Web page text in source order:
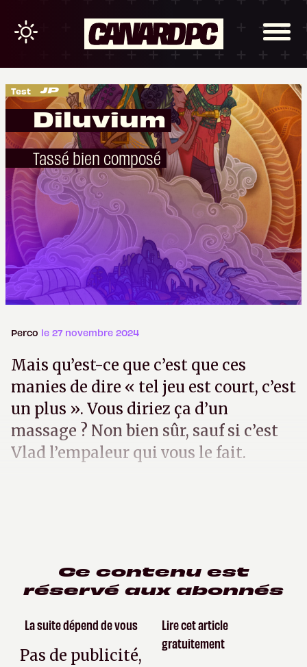
Test
Diluvium
Tassé bien composé
Perco le 27 novembre 2024
Mais qu’est-ce que c’est que ces
manies de dire « tel jeu est court, c’est
un plus ». Vous diriez ça d’un
massage ? Non bien sûr, sauf si c’est
Vlad l’empaleur qui vous le fait.
Ce contenu est
réservé aux abonnés
La suite dépend de vous
Pas de publicité,
Lire cet article
gratuitement